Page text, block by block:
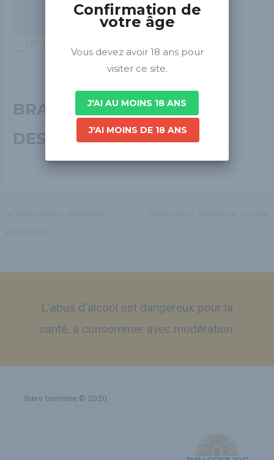
Provence-Alpes-Côte d'Azur
BRASSERIE LA BIERE
DES ILES D'OR
← Brasseries - Brasserie
précédent
Brasseries - Brasserie suivant
→
L’abus d’alcool est dangereux pour la
santé, à consommer avec modération.
Bière tourisme © 2020
Confirmation de
votre âge
Vous devez avoir 18 ans pour
visiter ce site.
J'AI AU MOINS 18 ANS
J'AI MOINS DE 18 ANS